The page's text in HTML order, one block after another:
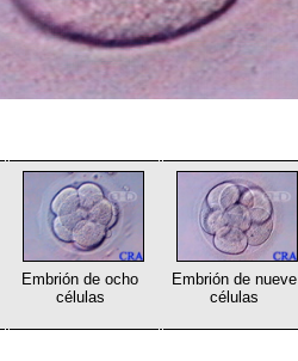
Embrión de ocho
células
Embrión de nueve
células